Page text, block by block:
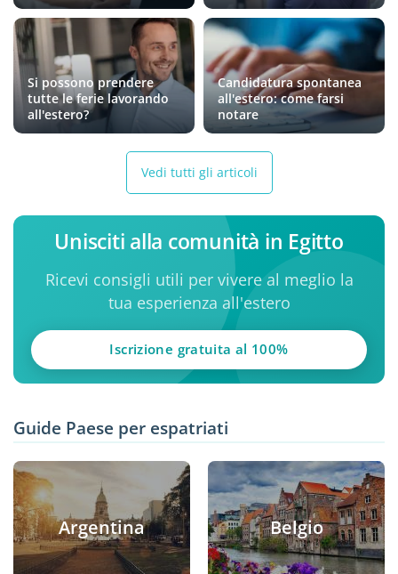
Si possono prendere
tutte le ferie lavorando
all'estero?
Candidatura spontanea
all'estero: come farsi
notare
Vedi tutti gli articoli
Unisciti alla comunità in Egitto
Ricevi consigli utili per vivere al meglio la
tua esperienza all'estero
Iscrizione gratuita al 100%
Guide Paese per espatriati
Argentina Belgio